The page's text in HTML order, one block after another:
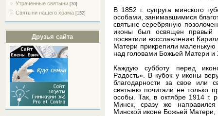
Утраченные святыни [30]
Святыни нашего храма [152]
Друзья сайта
В 1852 г. супруга минского
особами, занимавшимися
святыне серебряную
иконы был освящен правый
посвятили восславлению
Матери прикрепили
над головами Божьей Матери и
Каждую субботу перед
Радость». В кубок у иконы
благодарности за свое или
святыню почитали не только
особы. Так, в октябре 1914 г.
Минск, сразу же
Минской иконе Божьей